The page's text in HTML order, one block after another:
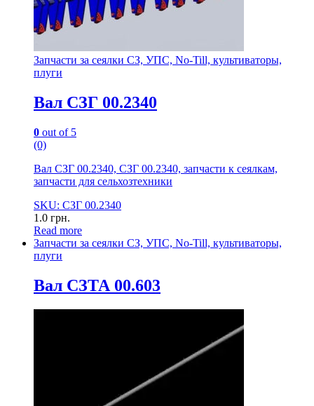
Запчасти за сеялки СЗ, УПС, No-Till, культиваторы,
плуги
Вал СЗГ 00.2340
0 out of 5
(0)
Вал СЗГ 00.2340, СЗГ 00.2340, запчасти к сеялкам,
запчасти для сельхозтехники
SKU: СЗГ 00.2340
1.0 грн.
Read more
Запчасти за сеялки СЗ, УПС, No-Till, культиваторы,
плуги
Вал СЗТА 00.603